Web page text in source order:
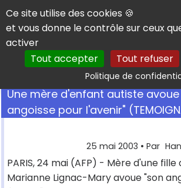
Panneau de gestion des cookies
Ce site utilise des cookies 🍪
et vous donne le contrôle sur ceux
activer
Tout accepter
Tout refuser
Politique de
Une mère d'enfant autiste
angoisse pour l'avenir"
25 mai 2003 • Par
PARIS, 24 mai (AFP) - Mère d'une fille
Marianne Lignac-Mary avoue "son